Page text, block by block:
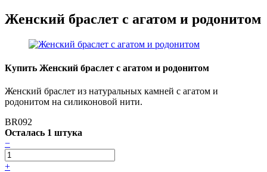
Женский браслет с агатом и родонитом
Купить Женский браслет с агатом и родонитом
Женский браслет из натуральных камней с агатом и
родонитом на силиконовой нити.
BR092
Осталась 1 штука
−
+